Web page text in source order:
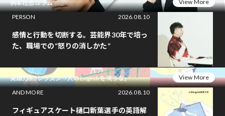
桝本壮志コラム
View More
PERSON
2026.08.10
感情と行動を切断する。芸能界30年で培っ
た、職場での“怒りの消しかた”
英語力0.5レッスン「人のEnglishを笑うな」
View More
AND MORE
2026.08.10
フィギュアスケート樋口新葉選手の英語解